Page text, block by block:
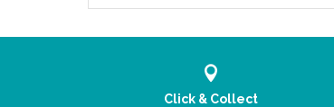
Click & Collect